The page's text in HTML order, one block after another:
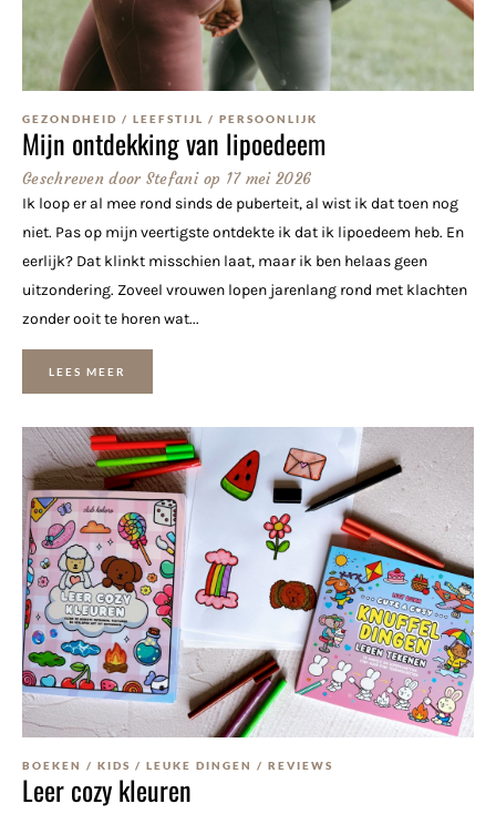
GEZONDHEID / LEEFSTIJL / PERSOONLIJK
Mijn ontdekking van lipoedeem
Geschreven doorStefani op 17 mei 2026
Ik loop er al mee rond sinds de puberteit, al wist ik dat toen nog
niet. Pas op mijn veertigste ontdekte ik dat ik lipoedeem heb. En
eerlijk? Dat klinkt misschien laat, maar ik ben helaas geen
uitzondering. Zoveel vrouwen lopen jarenlang rond met klachten
zonder ooit te horen wat...
LEES MEER
BOEKEN / KIDS / LEUKE DINGEN / REVIEWS
Leer cozy kleuren